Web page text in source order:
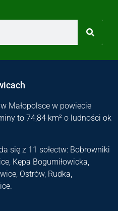
Małopolsce w powiecie
to 74,84 km² o ludności ok
się z 11 sołectw: Bobrowniki
Kępa Bogumiłowicka,
Ostrów, Rudka,